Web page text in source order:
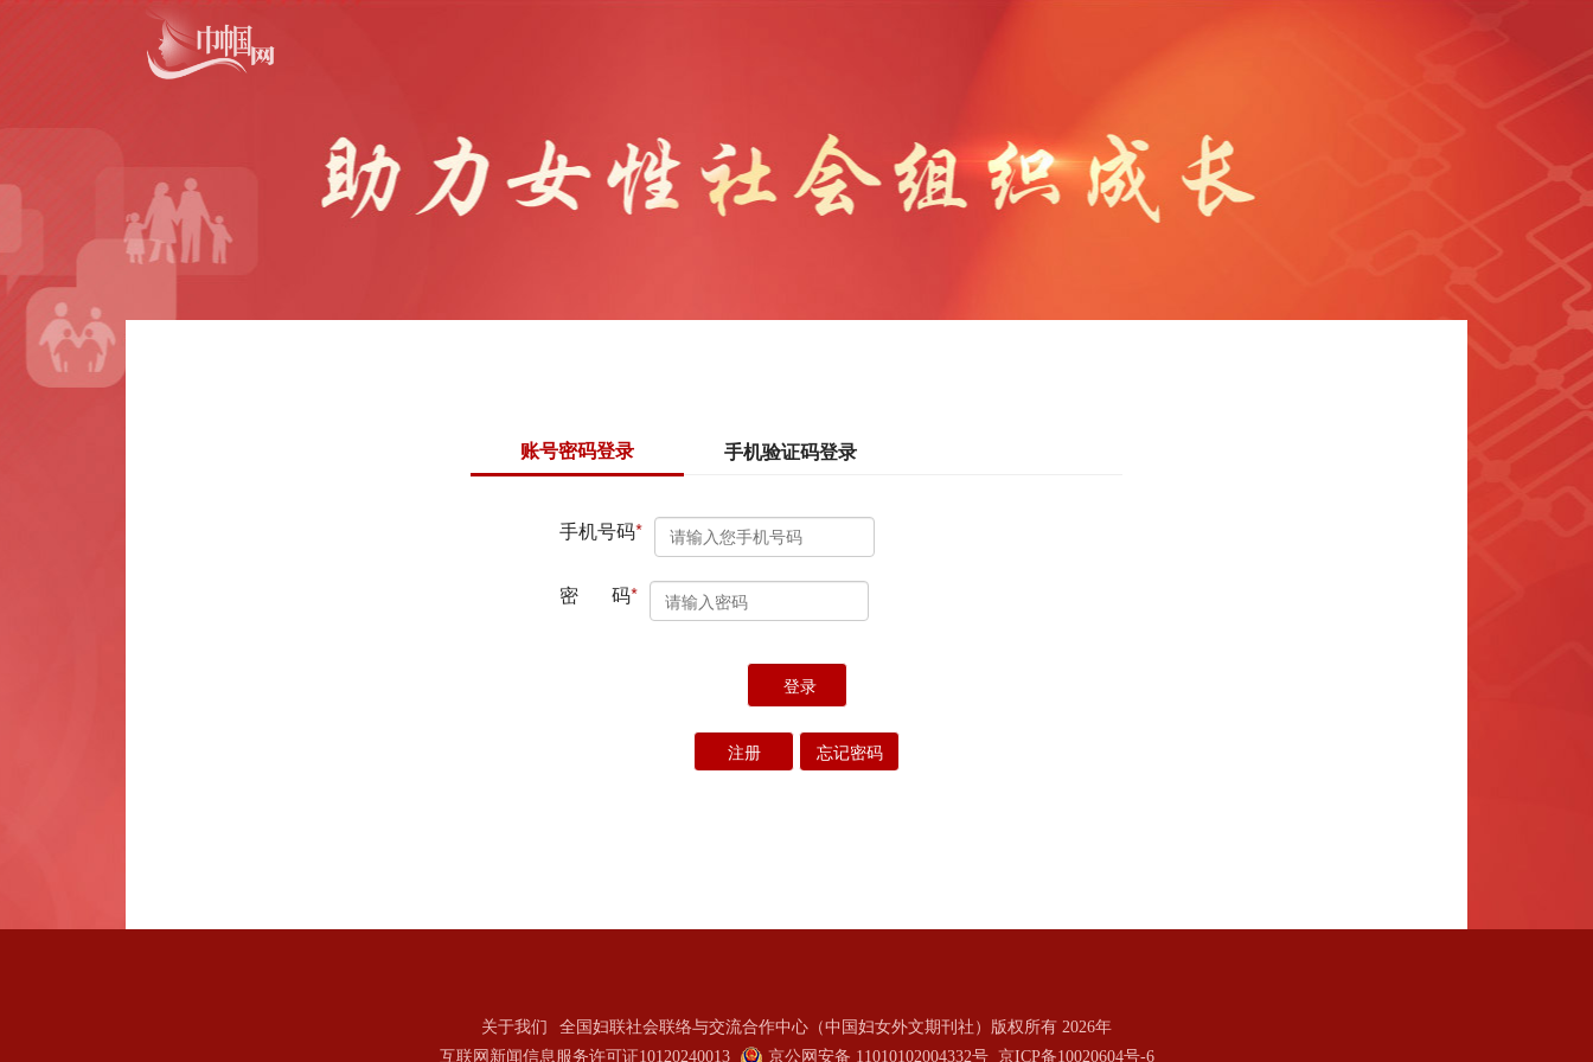
关于我们
全国妇联社会联络与交流合作中心（中国妇女外文期刊社）版权所有 2026年
互联网新闻信息服务许可证10120240013
京公网安备 11010102004332号 京ICP备10020604号-6